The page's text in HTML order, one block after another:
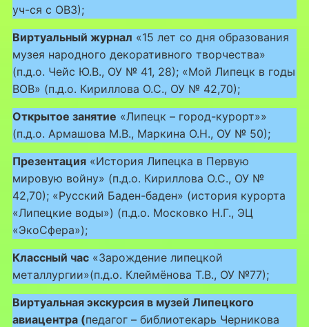
уч-ся с ОВЗ);
Виртуальный журнал «15 лет со дня образования
музея народного декоративного творчества»
(п.д.о. Чейс Ю.В., ОУ № 41, 28); «Мой Липецк в годы
ВОВ» (п.д.о. Кириллова О.С., ОУ № 42,70);
Открытое занятие «Липецк – город-курорт»»
(п.д.о. Армашова М.В., Маркина О.Н., ОУ № 50);
Презентация«История Липецка в Первую
мировую войну» (п.д.о. Кириллова О.С., ОУ №
42,70); «Русский Баден-баден» (история курорта
«Липецкие воды») (п.д.о. Московко Н.Г., ЭЦ
«ЭкоСфера»);
Классный час«Зарождение липецкой
металлургии»(п.д.о. Клеймёнова Т.В., ОУ №77);
Виртуальная экскурсия в музей Липецкого
авиацентра (педагог – библиотекарь Черникова